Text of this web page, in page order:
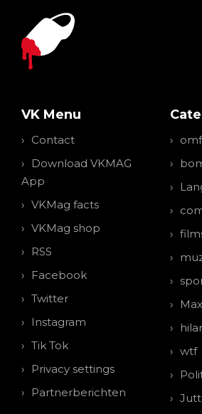
VK Menu
Contact
Download VKMAG
App
VKMag facts
VKMag shop
RSS
Facebook
Twitter
Instagram
Tik Tok
Privacy settings
Partnerberichten
wtf